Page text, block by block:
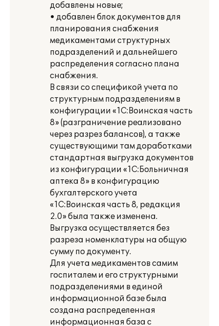
добавлены новые;
• добавлен блок документов для
планирования снабжения
медикаментами структурных
подразделений и дальнейшего
распределения согласно плана
снабжения.
В связи со спецификой учета по
структурным подразделениям в
конфигурации «1С:Воинская часть
8» (разграничение реализовано
через разрез балансов), а также
существующими там доработками
стандартная выгрузка документов
из конфигурации «1С:Больничная
аптека 8» в конфигурацию
бухгалтерского учета
«1С:Воинская часть 8, редакция
2.0» была также изменена.
Выгрузка осуществляется без
разреза номенклатуры на общую
сумму по документу.
Для учета медикаментов самим
госпиталем и его структурными
подразделениями в единой
информационной базе была
создана распределенная
информационная база с